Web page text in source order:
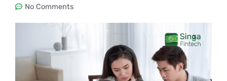
No Comments